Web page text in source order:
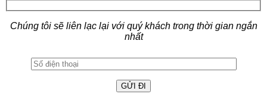
Chúng tôi sẽ liên lạc lại với quý khách trong thời gian ngắn
nhất